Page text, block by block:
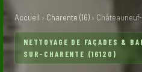
Accueil › Charente (16) ›
NETTOYAGE DE FAÇADES &
SUR-CHARENTE (16120)